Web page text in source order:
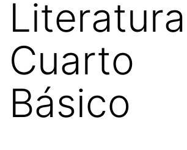
Literatura
Cuarto
Básico